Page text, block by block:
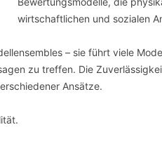
wirtschaftlichen und sozialen
– sie führt viele
zu treffen. Die
Ansätze.